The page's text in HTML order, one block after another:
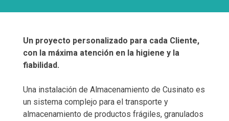
Un proyecto personalizado para cada Cliente,
con la máxima atención en la higiene y la
fiabilidad.
Una instalación de Almacenamiento de Cusinato es
un sistema complejo para el transporte y
almacenamiento de productos frágiles, granulados